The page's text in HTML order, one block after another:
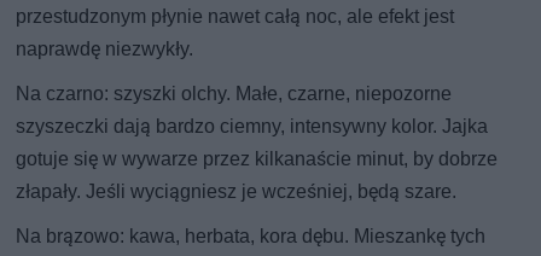
przestudzonym płynie nawet całą noc, ale efekt jest
naprawdę niezwykły.
Na czarno: szyszki olchy. Małe, czarne, niepozorne
szyszeczki dają bardzo ciemny, intensywny kolor. Jajka
gotuje się w wywarze przez kilkanaście minut, by dobrze
złapały. Jeśli wyciągniesz je wcześniej, będą szare.
Na brązowo: kawa, herbata, kora dębu. Mieszankę tych